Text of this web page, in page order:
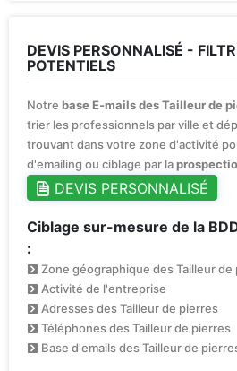
DEVIS PERSONNALISÉ -
POTENTIELS
Notre base E-mails des Tailleur de
trier les professionnels par ville et
trouvant dans votre zone d'activité
d'emailing ou ciblage par la
DEVIS PERSONNALISÉ
Ciblage sur-mesure de la
:
Zone géographique des Tailleur de
Activité de l'entreprise
Adresses des Tailleur de pierres
Téléphones des Tailleur de pierres
Base d'emails des Tailleur de